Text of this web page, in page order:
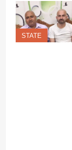
STATE